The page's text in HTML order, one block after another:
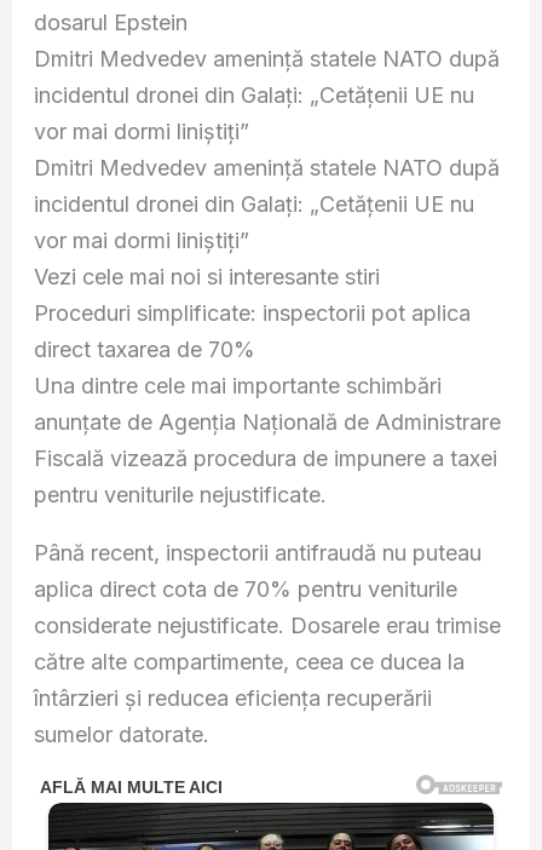
dosarul Epstein
Dmitri Medvedev amenință statele NATO după
incidentul dronei din Galați: „Cetățenii UE nu
vor mai dormi liniștiți”
Dmitri Medvedev amenință statele NATO după
incidentul dronei din Galați: „Cetățenii UE nu
vor mai dormi liniștiți”
Vezi cele mai noi si interesante stiri
Proceduri simplificate: inspectorii pot aplica
direct taxarea de 70%
Una dintre cele mai importante schimbări
anunțate de Agenția Națională de Administrare
Fiscală vizează procedura de impunere a taxei
pentru veniturile nejustificate.
Până recent, inspectorii antifraudă nu puteau
aplica direct cota de 70% pentru veniturile
considerate nejustificate. Dosarele erau trimise
către alte compartimente, ceea ce ducea la
întârzieri și reducea eficiența recuperării
sumelor datorate.